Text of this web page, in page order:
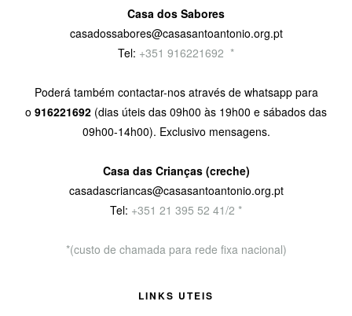
Casa dos Sabores
casadossabores@casasantoantonio.org.pt
Tel: +351 916221692 *
Poderá também contactar-nos através de whatsapp para
o 916221692 (dias úteis das 09h00 às 19h00 e sábados das
09h00-14h00). Exclusivo mensagens.
Casa das Crianças (creche)
casadascriancas@casasantoantonio.org.pt
Tel: +351 21 395 52 41/2 *
*(custo de chamada para rede fixa nacional)
LINKS UTEIS